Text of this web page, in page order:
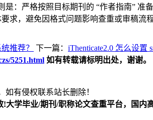
是：严格按照目标期刊的 “作者指南”
求，避免因格式问题影响查重或审稿流程
推荐？ 下一篇： iThenticate2.0 怎么设置
5251.html 如有转载请标明出处，谢谢。
有侵权联系站长删除！
大学毕业/期刊/职称论文查重平台，国内